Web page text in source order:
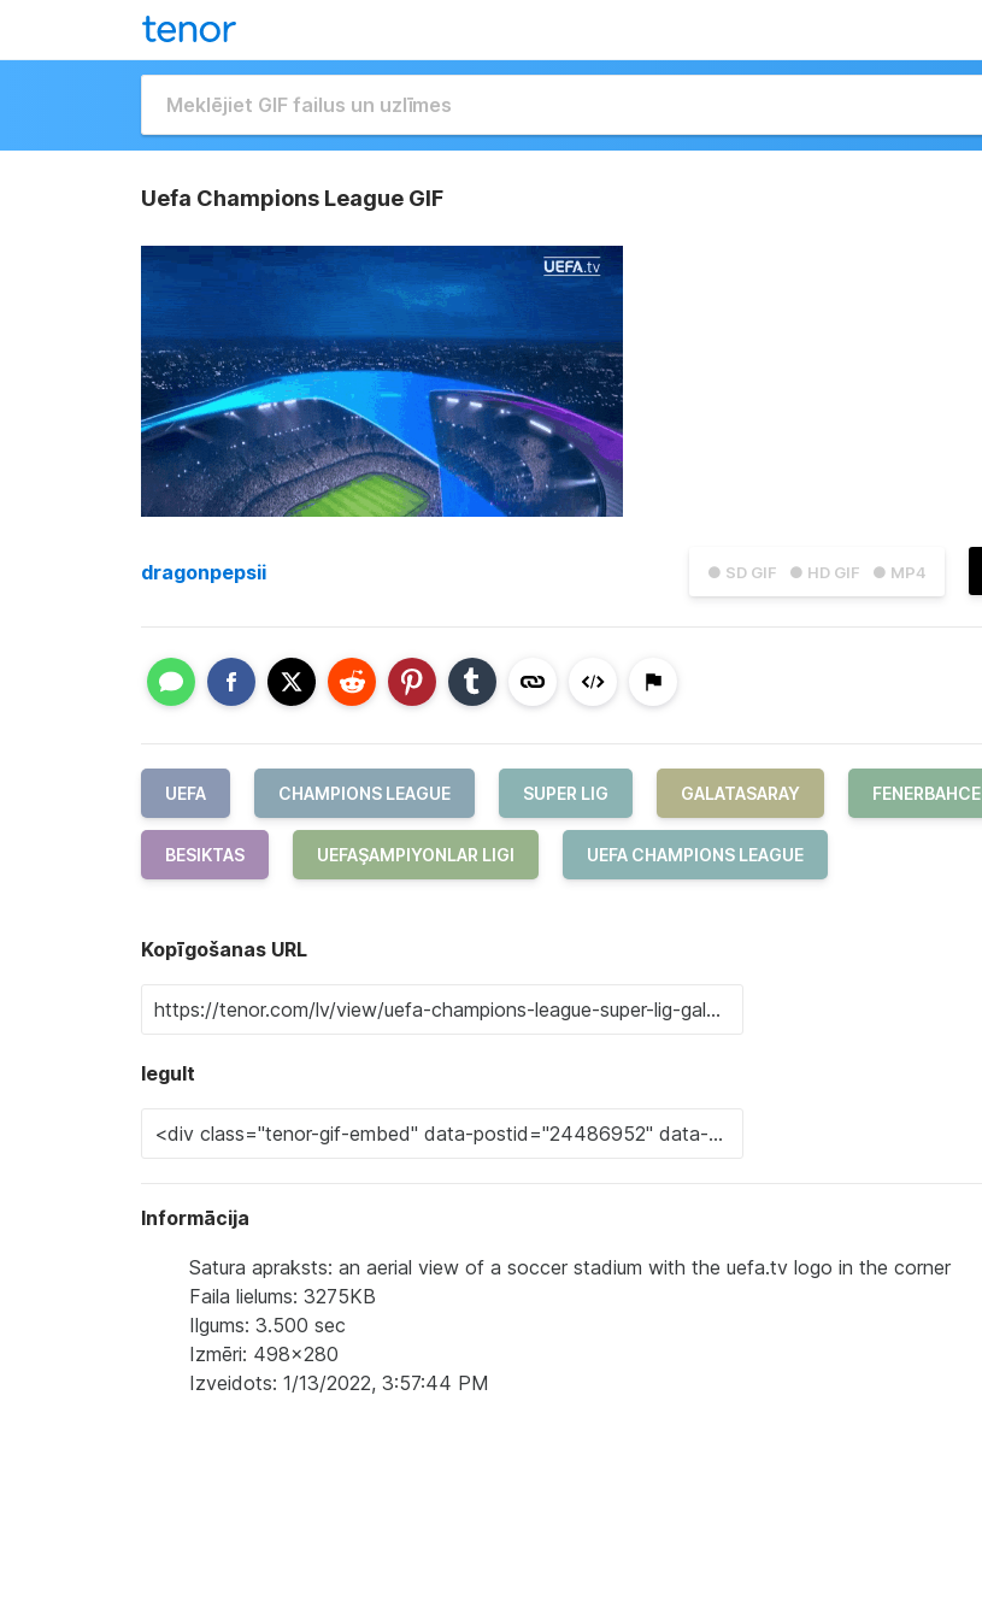
Uefa Champions League GIF
● SD GIF ● HD GIF ● MP4
dragonpepsii
UEFA CHAMPIONS LEAGUE SUPER LIG GALATASARAY FENERBAHCE
BESIKTAS UEFAŞAMPIYONLAR LIGI UEFA CHAMPIONS LEAGUE
Kopīgošanas URL
Iegult
Informācija
Satura apraksts: an aerial view of a soccer stadium with the uefa.tv logo in the corner
Faila lielums: 3275KB
Ilgums: 3.500 sec
Izmēri: 498x280
Izveidots: 1/13/2022, 3:57:44 PM